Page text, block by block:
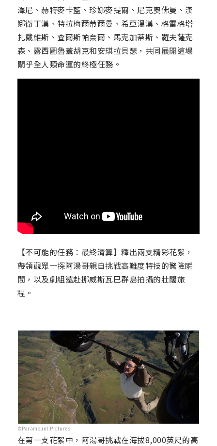
澤尼、赫特麥卡藍、珍娜麥提爾、尼克奧佛曼、漢
娜衛丁漢、特拉梅爾蒂爾曼、希亞溫漢、格雷格塔
扎戴維斯、查爾斯帕奈爾、馬克加蒂斯、羅夫薩克
森、露西圖魯蓋胡克和安琪拉貝瑟，共同展開這場
關乎全人類命運的終極任務。
【不可能的任務：最終清算】釋出兩支精彩花絮，
帶領觀眾一探阿湯哥親自挑戰高難度特技的驚險瞬
間，以及劇組遠赴挪威斯瓦巴群島拍攝的壯闊旅
程。
©Paramount Pictures
在第一支花絮中，阿湯哥挑戰在海拔8,000英尺的高